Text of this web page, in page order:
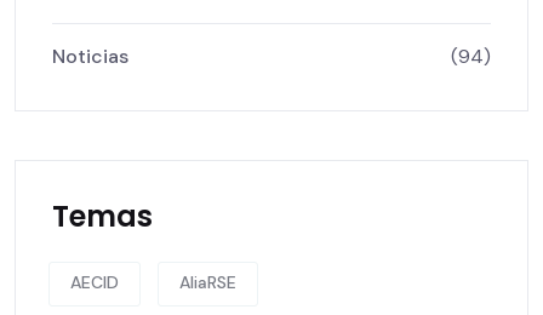
Noticias (94)
Temas
AECID AliaRSE